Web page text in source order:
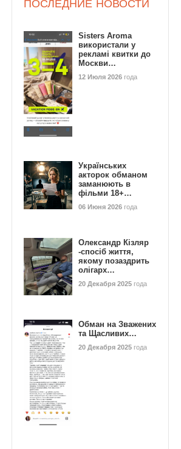
ПОСЛЕДНИЕ НОВОСТИ
Sisters Aroma
використали у
рекламі квитки до
Москви…
12 Июля 2026 года
Українських
акторок обманом
заманюють в
фільми 18+…
06 Июня 2026 года
Олександр Кізляр
-спосіб життя,
якому позаздрить
олігарх…
20 Декабря 2025 года
Обман на Зважених
та Щасливих…
20 Декабря 2025 года